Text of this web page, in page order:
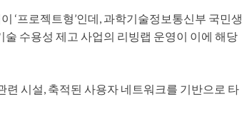
‘프로젝트형’인데, 과학기술정보통신부 국민생
수용성 제고 사업의 리빙랩 운영이 이에 해당
련 시설, 축적된 사용자 네트워크를 기반으로 타